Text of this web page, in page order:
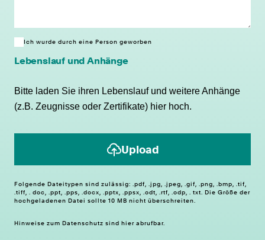
Ich wurde durch eine Person geworben
Lebenslauf und Anhänge
Bitte laden Sie ihren Lebenslauf und weitere Anhänge
(z.B. Zeugnisse oder Zertifikate) hier hoch.
Upload
Folgende Dateitypen sind zulässig: .pdf, .jpg, .jpeg, .gif, .png, .bmp, .tif,
.tiff, . doc, .ppt, .pps, .docx, .pptx, .ppsx, .odt, .rtf, .odp, . txt. Die Größe der
hochgeladenen Datei sollte 10 MB nicht überschreiten.
Hinweise zum Datenschutz sind hier abrufbar.